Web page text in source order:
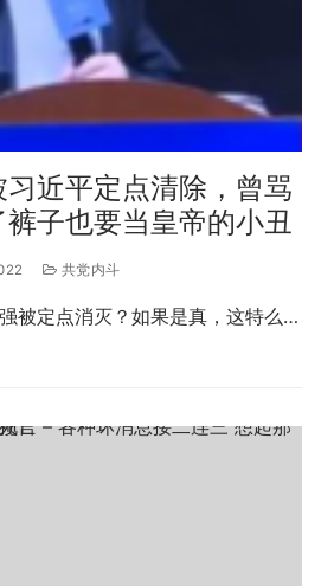
近平定点清除，曾骂
子也要当皇帝的小丑
共党内斗
被定点消灭？如果是真，这特么…